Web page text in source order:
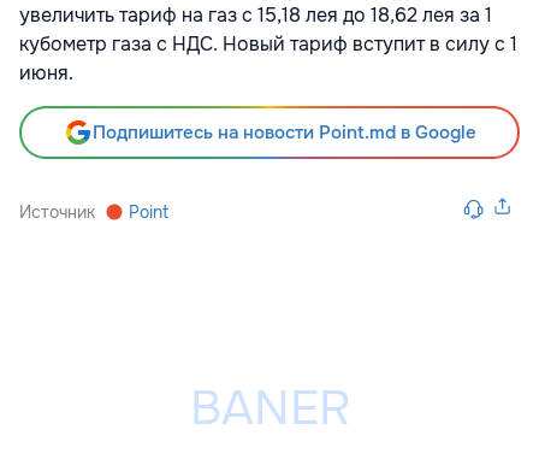
увеличить тариф на газ с 15,18 лея до 18,62 лея за 1
кубометр газа с НДС. Новый тариф вступит в силу с 1
июня.
Подпишитесь на новости Point.md в Google
Источник Point